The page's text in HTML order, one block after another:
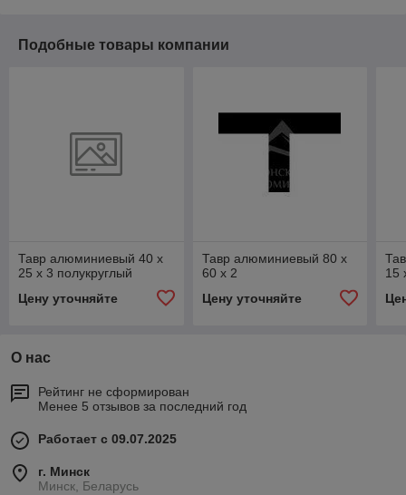
Подобные товары компании
Тавр алюминиевый 40 х
25 x 3 полукруглый
Цену уточняйте
Тавр алюминиевый 80 х
60 x 2
Цену уточняйте
15
О нас
Рейтинг не сформирован
Менее 5 отзывов за последний год
Работает с 09.07.2025
г. Минск
Минск, Беларусь